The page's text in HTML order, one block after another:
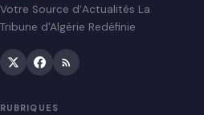
Votre Source d’Actualités La
Tribune d'Algérie Redéfinie
RUBRIQUES